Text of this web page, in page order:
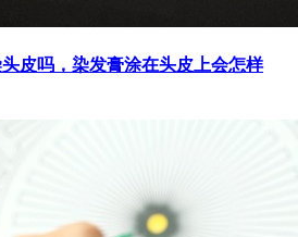
皮吗，染发膏涂在头皮上会怎样